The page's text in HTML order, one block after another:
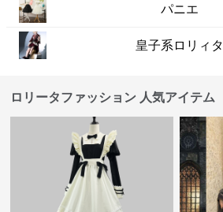
パニエ
皇子系ロリィタ
ロリータファッション 人気アイテム